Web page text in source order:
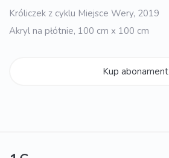
Króliczek z cyklu Miejsce Wery, 2019
Akryl na płótnie, 100 cm x 100 cm
Kup abonament